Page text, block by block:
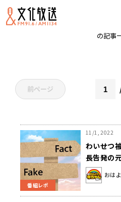
の記事
前ページ
番組レポ
11/1, 2022
わいせつ
長告発の
おは